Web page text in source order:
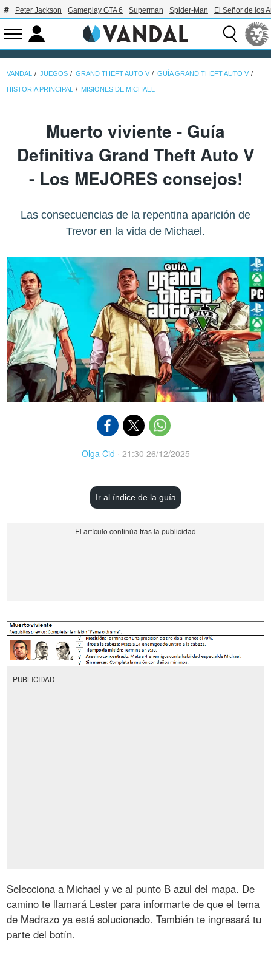
Peter Jackson Gameplay GTA 6 Superman Spider-Man El Señor de los
VANDAL JUEGOS GRAND THEFT AUTO V GUÍA GRAND THEFT AUTO V
HISTORIA PRINCIPAL MISIONES DE MICHAEL
Muerto viviente - Guía
Definitiva Grand Theft Auto V
- Los MEJORES consejos!
Las consecuencias de la repentina aparición de
Trevor en la vida de Michael.
Olga Cid · 21:30 26/12/2025
Ir al índice de la guía
PUBLICIDAD
Selecciona a Michael y ve al punto B azul del mapa. De
camino te llamará Lester para informarte de que el tema
de Madrazo ya está solucionado. También te ingresará tu
parte del botín.